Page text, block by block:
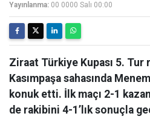
Yayınlanma: 00 0000 Salı 00:00
Ziraat Türkiye Kupası 5. Tur
Kasımpaşa sahasında
konuk etti. İlk maçı 2-1
de rakibini 4-1’lık sonuçla